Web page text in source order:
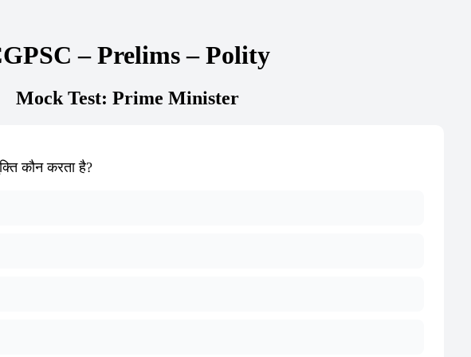
– Prelims – Polity
Mock Test: Prime Minister
कौन करता है?